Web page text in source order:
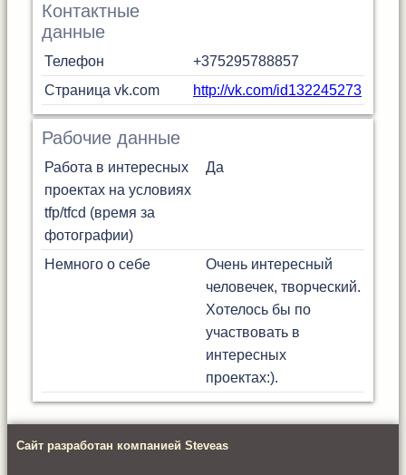
Контактные
данные
Телефон
+375295788857
Страница vk.com
http://vk.com/id132245273
Рабочие данные
Работа в интересных
проектах на условиях
tfp/tfcd (время за
фотографии)
Да
Немного о себе
Очень интересный
человечек, творческий.
Хотелось бы по
участвовать в
интересных
проектах:).
Сайт разработан компанией Steveas